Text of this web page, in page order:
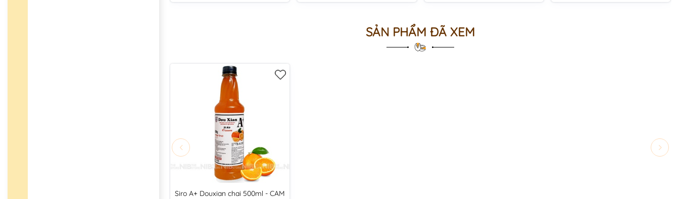
SẢN PHẨM ĐÃ XEM
Siro A+ Douxian chai 500ml - CAM